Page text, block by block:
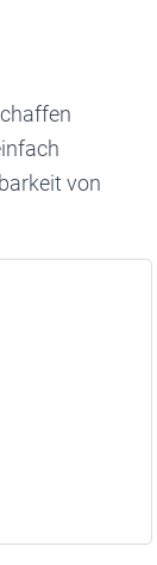
von